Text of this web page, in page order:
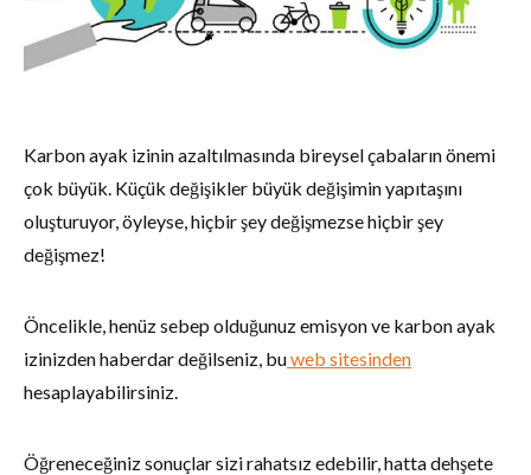
Karbon ayak izinin azaltılmasında bireysel çabaların önemi
çok büyük. Küçük değişikler büyük değişimin yapıtaşını
oluşturuyor, öyleyse, hiçbir şey değişmezse hiçbir şey
değişmez!
Öncelikle, henüz sebep olduğunuz emisyon ve karbon ayak
izinizden haberdar değilseniz, buweb sitesinden
hesaplayabilirsiniz.
Öğreneceğiniz sonuçlar sizi rahatsız edebilir, hatta dehşete